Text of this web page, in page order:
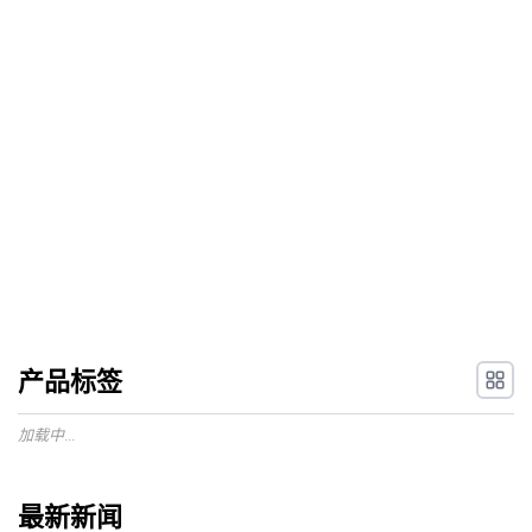
产品标签
加载中...
最新新闻